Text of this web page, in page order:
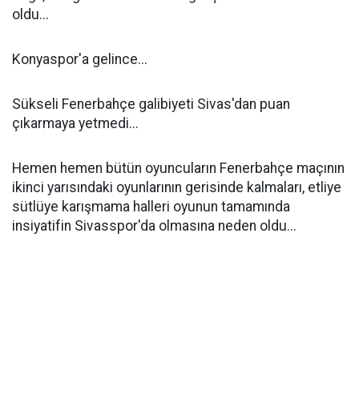
oldu...
Konyaspor'a gelince...
Sükseli Fenerbahçe galibiyeti Sivas'dan puan
çıkarmaya yetmedi...
Hemen hemen bütün oyuncuların Fenerbahçe maçının
ikinci yarısındaki oyunlarının gerisinde kalmaları, etliye
sütlüye karışmama halleri oyunun tamamında
insiyatifin Sivasspor'da olmasına neden oldu...